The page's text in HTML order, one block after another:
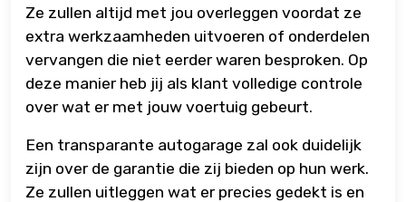
Ze zullen altijd met jou overleggen voordat ze
extra werkzaamheden uitvoeren of onderdelen
vervangen die niet eerder waren besproken. Op
deze manier heb jij als klant volledige controle
over wat er met jouw voertuig gebeurt.
Een transparante autogarage zal ook duidelijk
zijn over de garantie die zij bieden op hun werk.
Ze zullen uitleggen wat er precies gedekt is en